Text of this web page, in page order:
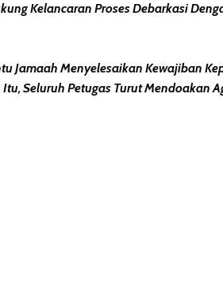
Kelancaran Proses Debarkasi
Jamaah Menyelesaikan Kewajiban
Seluruh Petugas Turut Mendoakan